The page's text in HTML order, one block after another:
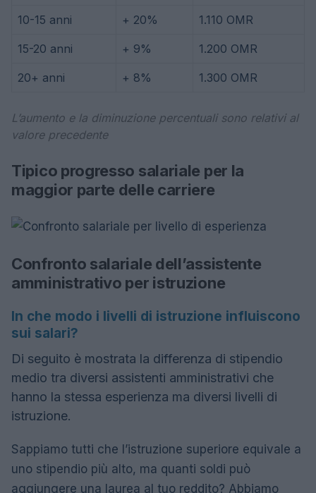
10-15 anni + 20% 1.110 OMR
15-20 anni + 9% 1.200 OMR
20+ anni + 8% 1.300 OMR
L’aumento e la diminuzione percentuali sono relativi al
valore precedente
Tipico progresso salariale per la
maggior parte delle carriere
Confronto salariale dell’assistente
amministrativo per istruzione
In che modo i livelli di istruzione influiscono
sui salari?
Di seguito è mostrata la differenza di stipendio
medio tra diversi assistenti amministrativi che
hanno la stessa esperienza ma diversi livelli di
istruzione.
Sappiamo tutti che l’istruzione superiore equivale a
uno stipendio più alto, ma quanti soldi può
aggiungere una laurea al tuo reddito? Abbiamo